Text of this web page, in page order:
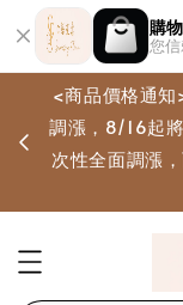
購
您
<商品價格通
調漲，8/16起
次性全面調漲